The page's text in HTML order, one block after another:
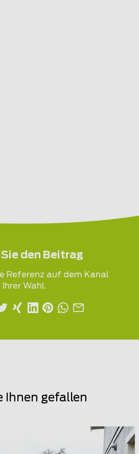
den Beitrag
Referenz auf dem Kanal
Ihrer Wahl.
Ihnen gefallen